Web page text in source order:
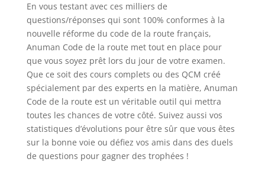
En vous testant avec ces milliers de
questions/réponses qui sont 100% conformes à la
nouvelle réforme du code de la route français,
Anuman Code de la route met tout en place pour
que vous soyez prêt lors du jour de votre examen.
Que ce soit des cours complets ou des QCM créé
spécialement par des experts en la matière, Anuman
Code de la route est un véritable outil qui mettra
toutes les chances de votre côté. Suivez aussi vos
statistiques d’évolutions pour être sûr que vous êtes
sur la bonne voie ou défiez vos amis dans des duels
de questions pour gagner des trophées !